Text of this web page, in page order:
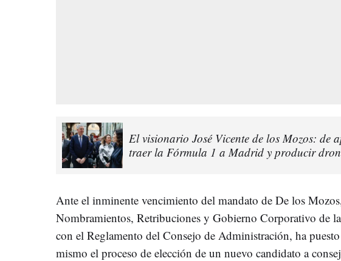
El visionario José Vicente de los Mozos: de
traer la Fórmula 1 a Madrid y producir
Ante el inminente vencimiento del mandato de De los
Nombramientos, Retribuciones y Gobierno Corporativo de
con el Reglamento del Consejo de Administración, ha
mismo el proceso de elección de un nuevo candidato a